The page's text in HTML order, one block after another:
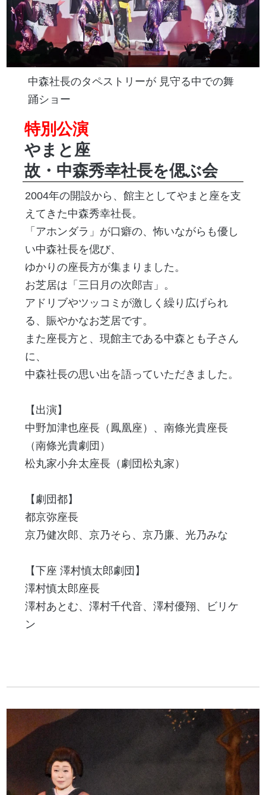
中森社長のタペストリーが 見守る中での舞
踊ショー
特別公演
やまと座
故・中森秀幸社長を偲ぶ会
2004年の開設から、館主としてやまと座を支
えてきた中森秀幸社長。
「アホンダラ」が口癖の、怖いながらも優し
い中森社長を偲び、
ゆかりの座長方が集まりました。
お芝居は「三日月の次郎吉」。
アドリブやツッコミが激しく繰り広げられ
る、賑やかなお芝居です。
また座長方と、現館主である中森とも子さん
に、
中森社長の思い出を語っていただきました。
【出演】
中野加津也座長（鳳凰座）、南條光貴座長
（南條光貴劇団）
松丸家小弁太座長（劇団松丸家）
【劇団都】
都京弥座長
京乃健次郎、京乃そら、京乃廉、光乃みな
【下座 澤村慎太郎劇団】
澤村慎太郎座長
澤村あとむ、澤村千代音、澤村優翔、ビリケ
ン